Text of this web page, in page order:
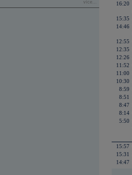
více...
16:20
15:35
14:46
12:55
12:35
12:26
11:52
11:00
10:30
8:59
8:51
8:47
8:14
5:50
15:57
15:31
14:47